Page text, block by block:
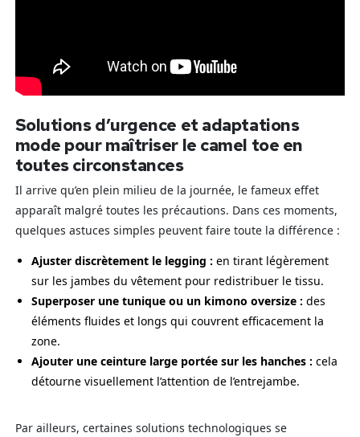
Solutions d’urgence et adaptations
mode pour maîtriser le camel toe en
toutes circonstances
Il arrive qu’en plein milieu de la journée, le fameux effet
apparaît malgré toutes les précautions. Dans ces moments,
quelques astuces simples peuvent faire toute la différence :
Ajuster discrètement le legging : en tirant légèrement
sur les jambes du vêtement pour redistribuer le tissu.
Superposer une tunique ou un kimono oversize : des
éléments fluides et longs qui couvrent efficacement la
zone.
Ajouter une ceinture large portée sur les hanches : cela
détourne visuellement l’attention de l’entrejambe.
Par ailleurs, certaines solutions technologiques se